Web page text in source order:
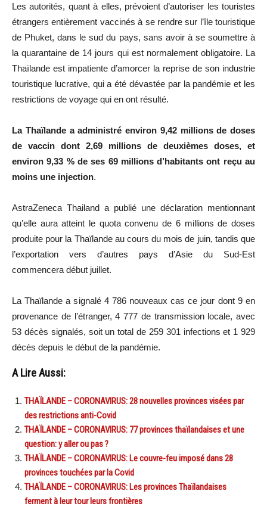
Les autorités, quant à elles, prévoient d’autoriser les touristes
étrangers entièrement vaccinés à se rendre sur l’île touristique
de Phuket, dans le sud du pays, sans avoir à se soumettre à
la quarantaine de 14 jours qui est normalement obligatoire. La
Thaïlande est impatiente d’amorcer la reprise de son industrie
touristique lucrative, qui a été dévastée par la pandémie et les
restrictions de voyage qui en ont résulté.
La Thaïlande a administré environ 9,42 millions de doses
de vaccin dont 2,69 millions de deuxièmes doses, et
environ 9,33 % de ses 69 millions d’habitants ont reçu au
moins une injection.
AstraZeneca Thailand a publié une déclaration mentionnant
qu’elle aura atteint le quota convenu de 6 millions de doses
produite pour la Thaïlande au cours du mois de juin, tandis que
l’exportation vers d’autres pays d’Asie du Sud-Est
commencera début juillet.
La Thaïlande a signalé 4 786 nouveaux cas ce jour dont 9 en
provenance de l’étranger, 4 777 de transmission locale, avec
53 décès signalés, soit un total de 259 301 infections et 1 929
décès depuis le début de la pandémie.
A Lire Aussi:
THAÏLANDE – CORONAVIRUS: 28 nouvelles provinces visées par
des restrictions anti-Covid
THAÏLANDE – CORONAVIRUS: 77 provinces thaïlandaises et une
question: y aller ou pas ?
THAÏLANDE – CORONAVIRUS: Le couvre-feu imposé dans 28
provinces touchées par la Covid
THAÏLANDE – CORONAVIRUS: Les provinces Thaïlandaises
ferment à leur tour leurs frontières